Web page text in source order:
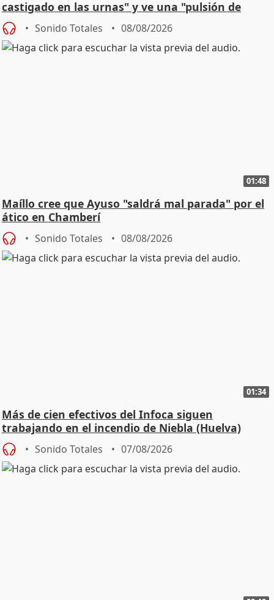
castigado en las urnas" y ve una "pulsión de
cambio"
Sonido Totales 08/08/2026
01:48
Maíllo cree que Ayuso "saldrá mal parada" por el
ático en Chamberí
Sonido Totales 08/08/2026
01:34
Más de cien efectivos del Infoca siguen
trabajando en el incendio de Niebla (Huelva)
Sonido Totales 07/08/2026